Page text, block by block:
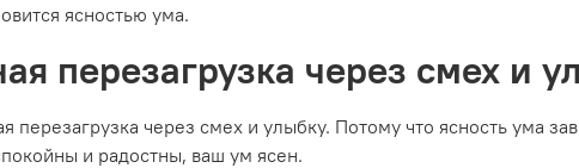
ясностью ума.
перезагрузка через смех и
перезагрузка через смех и улыбку. Потому что ясность ума
и радостны, ваш ум ясен.